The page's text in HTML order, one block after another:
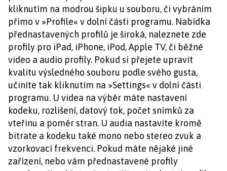
kliknutím na modrou šipku u souboru, či vybráním
přímo v »Profile« v dolní části programu. Nabídka
přednastavených profilů je široká, naleznete zde
profily pro iPad, iPhone, iPod, Apple TV, či běžné
video a audio profily. Pokud si přejete upravit
kvalitu výsledného souboru podle svého gusta,
učiníte tak kliknutím na »Settings« v dolní části
programu. U videa na výběr máte nastavení
kodeku, rozlišení, datový tok, počet snímků za
vteřinu a poměr stran. U audia nastavíte kromě
bitrate a kodeku také mono nebo stereo zvuk a
vzorkovací frekvenci. Pokud máte nějaké jiné
zařízení, nebo vám přednastavené profily